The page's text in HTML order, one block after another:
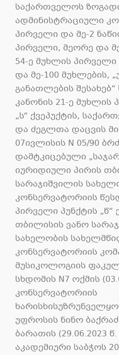
საქართველოს
ადმინისტრაციული
პირველი და მე-2
პირველი, მეორე და
54-ე მუხლის პირველი
და მე-100 მუხლების,
განათლების
კანონის 21-ე მუხლის
„ს“ ქვეპუქტის,
და ძეგლთა დაცვის
07ივლისის N 05/90
დამტკიცებული
იურიდიული პირის
სარაჯიშვილის
კონსერვატორიის
პირველი პუნქტის „წ“
თბილისის ვანო
სახელობის
კონსერვატორიის
მუსიკოლოგიის
სხდომის N7 ოქმის
კონსერვატორიის
უფროსის ნინო
ბარათის (29.06.2023
აკადემიური საბჭოს